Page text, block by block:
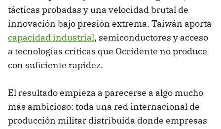
tácticas probadas y una velocidad brutal de
innovación bajo presión extrema. Taiwán aporta
capacidad industrial, semiconductores y acceso
a tecnologías críticas que Occidente no produce
con suficiente rapidez.
El resultado empieza a parecerse a algo mucho
más ambicioso: toda una red internacional de
producción militar distribuida donde empresas